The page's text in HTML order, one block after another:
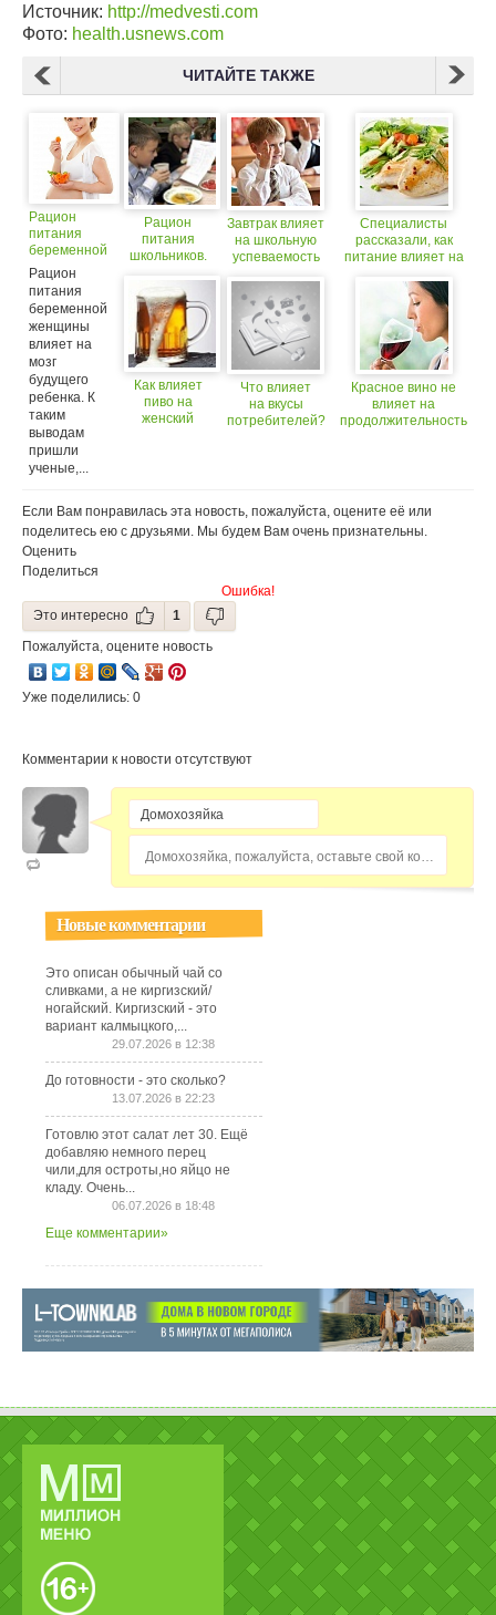
Источник: http://medvesti.com
Фото: health.usnews.com
ЧИТАЙТЕ ТАКЖЕ
Рацион
питания
беременной
влияет на
мозг
ребенка
Рацион
питания
беременной
женщины
влияет на
мозг
будущего
ребенка. К
таким
выводам
пришли
ученые,...
Рацион
питания
школьников.
оптимальное
меню
Как влияет
пиво на
женский
Завтрак влияет
на школьную
успеваемость
Что влияет
на вкусы
потребителей?
Специалисты
рассказали, как
питание влияет на
Красное вино не
влияет на
продолжительность
Если Вам понравилась эта новость, пожалуйста, оцените её или
поделитесь ею с друзьями. Мы будем Вам очень признательны.
Оценить
Поделиться
Ошибка!
Это интересно
1
Пожалуйста, оцените новость
Уже поделились: 0
Комментарии к новости отсутствуют
Домохозяйка, пожалуйста, оставьте свой комментарий...
Новые комментарии
Это описан обычный чай со
сливками, а не киргизский/
ногайский. Киргизский - это
вариант калмыцкого,...
29.07.2026 в 12:38
До готовности - это сколько?
13.07.2026 в 22:23
Готовлю этот салат лет 30. Ещё
добавляю немного перец
чили,для остроты,но яйцо не
кладу. Очень...
06.07.2026 в 18:48
Еще комментарии»